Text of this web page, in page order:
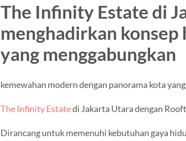
The Infinity Estate di
menghadirkan
yang menggabungkan
kemewahan modern dengan panorama kota
The Infinity Estatedi Jakarta Utara dengan
Dirancang untuk memenuhi kebutuhan gaya